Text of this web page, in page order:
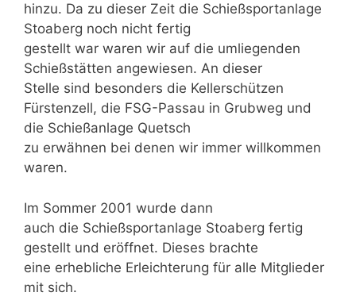
hinzu. Da zu dieser Zeit die Schießsportanlage
Stoaberg noch nicht fertig
gestellt war waren wir auf die umliegenden
Schießstätten angewiesen. An dieser
Stelle sind besonders die Kellerschützen
Fürstenzell, die FSG-Passau in Grubweg und
die Schießanlage Quetsch
zu erwähnen bei denen wir immer willkommen
waren.
Im Sommer 2001 wurde dann
auch die Schießsportanlage Stoaberg fertig
gestellt und eröffnet. Dieses brachte
eine erhebliche Erleichterung für alle Mitglieder
mit sich.